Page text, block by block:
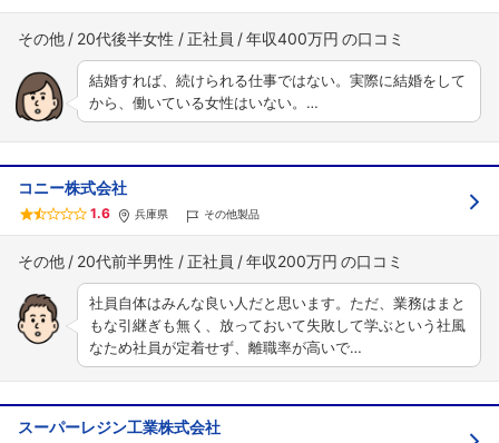
こちらの企業もフォローしませんか？
その他 20代後半女性 正社員 年収400万円
結婚すれば、続けられる仕事ではない。実際に結婚をして
から、働いている女性はいない。…
コニー株式会社
1.6 兵庫県 その他製品
その他 20代前半男性 正社員 年収200万円
社員自体はみんな良い人だと思います。ただ、業務はまと
もな引継ぎも無く、放っておいて失敗して学ぶという社風
なため社員が定着せず、離職率が高いで…
スーパーレジン工業株式会社